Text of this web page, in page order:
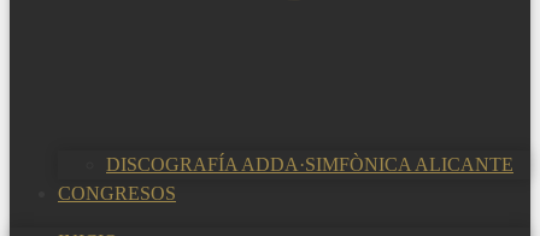
DISCOGRAFÍA ADDA·SIMFÒNICA ALICANTE
CONGRESOS